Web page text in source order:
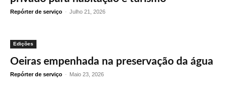
Repórter de serviço - Julho 21, 2026
Edições
Oeiras empenhada na preservação da água
Repórter de serviço - Maio 23, 2026